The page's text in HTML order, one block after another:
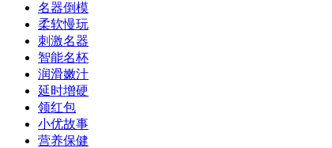
名器倒模
柔软慢玩
刺激名器
智能名杯
润滑嫩汁
延时增硬
领红包
小优故事
营养保健